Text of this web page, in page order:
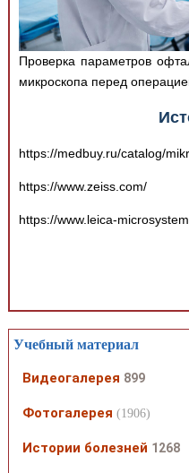
Проверка параметров
микроскопа перед
https://medbuy.ru/catalog/
https://www.zeiss.com/
https://www.leica-
Учебный материал
Видеогалерея 899
Фотогалерея (1906)
Истории болезней 1268